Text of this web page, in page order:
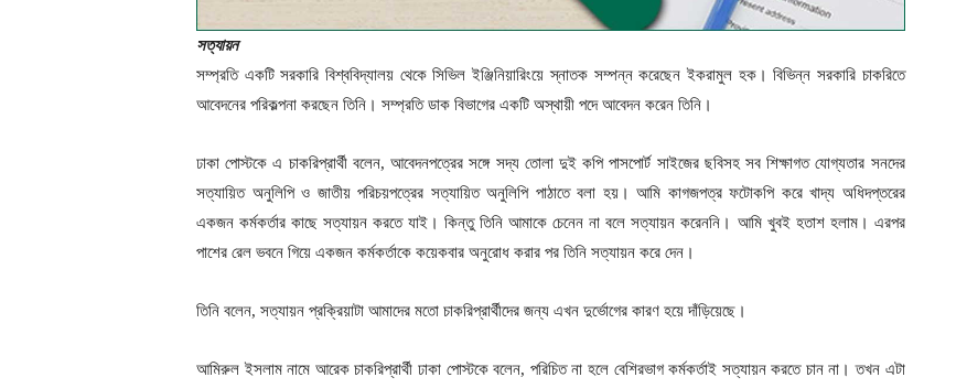
সত্যায়ন
সম্প্রতি একটি সরকারি বিশ্ববিদ্যালয় থেকে সিভিল ইঞ্জিনিয়ারিংয়ে স্নাতক সম্পন্ন করেছেন ইকরামুল হক। বিভিন্ন সরকারি চাকরিতে
আবেদনের পরিকল্পনা করছেন তিনি। সম্প্রতি ডাক বিভাগের একটি অস্থায়ী পদে আবেদন করেন তিনি।
ঢাকা পোস্টকে এ চাকরিপ্রার্থী বলেন, আবেদনপত্রের সঙ্গে সদ্য তোলা দুই কপি পাসপোর্ট সাইজের ছবিসহ সব শিক্ষাগত যোগ্যতার সনদের
সত্যায়িত অনুলিপি ও জাতীয় পরিচয়পত্রের সত্যায়িত অনুলিপি পাঠাতে বলা হয়। আমি কাগজপত্র ফটোকপি করে খাদ্য অধিদপ্তরের
একজন কর্মকর্তার কাছে সত্যায়ন করতে যাই। কিন্তু তিনি আমাকে চেনেন না বলে সত্যায়ন করেননি। আমি খুবই হতাশ হলাম। এরপর
পাশের রেল ভবনে গিয়ে একজন কর্মকর্তাকে কয়েকবার অনুরোধ করার পর তিনি সত্যায়ন করে দেন।
তিনি বলেন, সত্যায়ন প্রক্রিয়াটা আমাদের মতো চাকরিপ্রার্থীদের জন্য এখন দুর্ভোগের কারণ হয়ে দাঁড়িয়েছে।
আমিরুল ইসলাম নামে আরেক চাকরিপ্রার্থী ঢাকা পোস্টকে বলেন, পরিচিত না হলে বেশিরভাগ কর্মকর্তাই সত্যায়ন করতে চান না। তখন এটা